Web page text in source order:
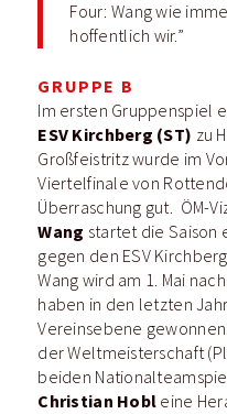
Four: Wang wie
hoffentlich wir.”
GRUPPE B
Im ersten Gruppenspiel
ESV Kirchberg (ST) zu
Großfeistritz wurde im
Viertelfinale von
Überraschung gut. ÖM-
Wang startet die Saison
gegen den ESV
Wang wird am 1. Mai
haben in den letzten
Vereinsebene
der Weltmeisterschaft
beiden
Christian Hobl eine